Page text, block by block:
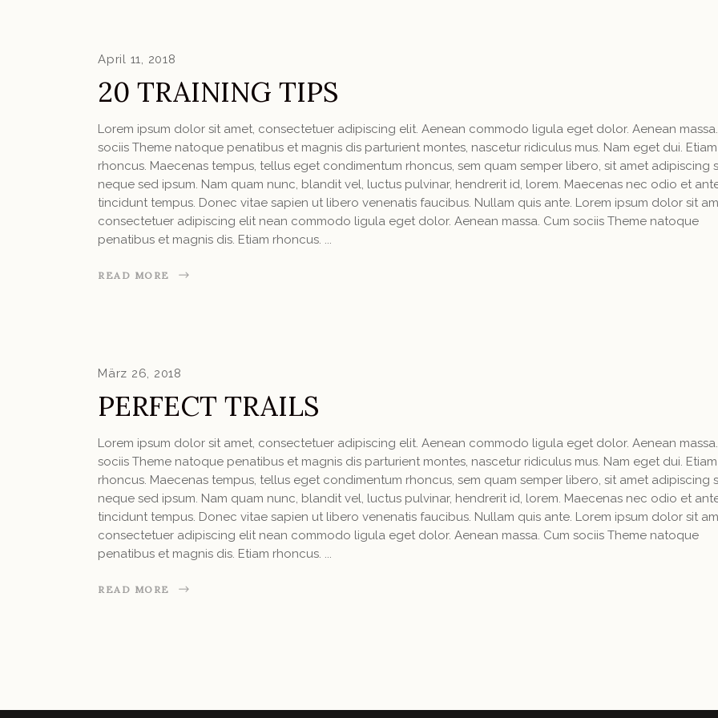
April 11, 2018
20 TRAINING TIPS
Lorem ipsum dolor sit amet, consectetuer adipiscing elit. Aenean commodo ligula eget dolor. Aenean
sociis Theme natoque penatibus et magnis dis parturient montes, nascetur ridiculus mus. Nam eget dui. Etiam
rhoncus. Maecenas tempus, tellus eget condimentum rhoncus, sem quam semper libero, sit amet adipiscing
neque sed ipsum. Nam quam nunc, blandit vel, luctus pulvinar, hendrerit id, lorem. Maecenas nec odio et
tincidunt tempus. Donec vitae sapien ut libero venenatis faucibus. Nullam quis ante. Lorem ipsum dolor sit
consectetuer adipiscing elit nean commodo ligula eget dolor. Aenean massa. Cum sociis Theme natoque
penatibus et magnis dis. Etiam rhoncus.
READ MORE
März 26, 2018
PERFECT TRAILS
Lorem ipsum dolor sit amet, consectetuer adipiscing elit. Aenean commodo ligula eget dolor. Aenean
sociis Theme natoque penatibus et magnis dis parturient montes, nascetur ridiculus mus. Nam eget dui. Etiam
rhoncus. Maecenas tempus, tellus eget condimentum rhoncus, sem quam semper libero, sit amet adipiscing
neque sed ipsum. Nam quam nunc, blandit vel, luctus pulvinar, hendrerit id, lorem. Maecenas nec odio et
tincidunt tempus. Donec vitae sapien ut libero venenatis faucibus. Nullam quis ante. Lorem ipsum dolor sit
consectetuer adipiscing elit nean commodo ligula eget dolor. Aenean massa. Cum sociis Theme natoque
penatibus et magnis dis. Etiam rhoncus.
READ MORE